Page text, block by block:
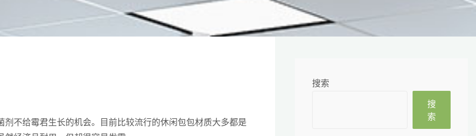
不给霉君生长的机会。目前比较流行的休闲包包材质大多都是
搜索
搜
索